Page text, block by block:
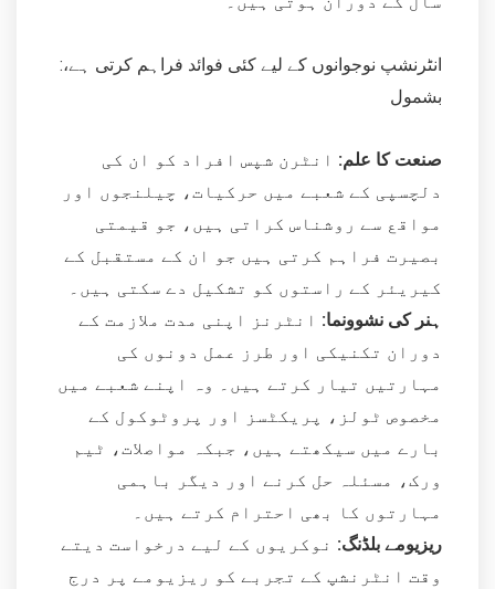
:انٹرنشپ نوجوانوں کے لیے کئی فوائد فراہم کرتی ہے،
بشمول
صنعت کا علم: انٹرن شپس افراد کو ان کی
دلچسپی کے شعبے میں حرکیات، چیلنجوں اور
مواقع سے روشناس کراتی ہیں، جو قیمتی
بصیرت فراہم کرتی ہیں جو ان کے مستقبل کے
کیریئر کے راستوں کو تشکیل دے سکتی ہیں۔
ہنر کی نشوونما: انٹرنز اپنی مدت ملازمت کے
دوران تکنیکی اور طرز عمل دونوں کی
مہارتیں تیار کرتے ہیں۔ وہ اپنے شعبے میں
مخصوص ٹولز، پریکٹسز اور پروٹوکول کے
بارے میں سیکھتے ہیں، جبکہ مواصلات، ٹیم
ورک، مسئلہ حل کرنے اور دیگر باہمی
مہارتوں کا بھی احترام کرتے ہیں۔
ریزیومے بلڈنگ: نوکریوں کے لیے درخواست دیتے
وقت انٹرنشپ کے تجربے کو ریزیومے پر درج